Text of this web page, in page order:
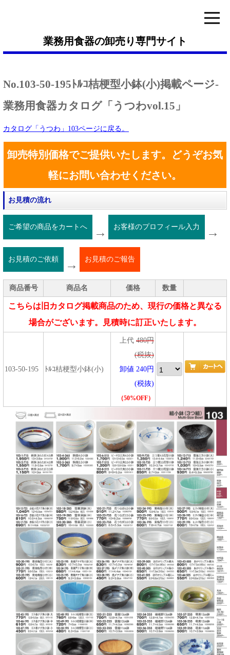
業務用食器の卸売り専門サイト
No.103-50-195ﾄﾙｺ桔梗型小鉢(小)掲載ページ-
業務用食器カタログ「うつわvol.15」
カタログ「うつわ」103ページに戻る。
卸売特別価格でご提供いたします。どうぞお気
軽にお問い合わせください。
お見積の流れ
ご希望の商品をカートへ → お客様のプロフィール入力 →
お見積のご依頼 → お見積のご報告
商品番号 商品名 価格 数量
こちらは旧カタログ掲載商品のため、現行の価格と異なる
場合がございます。見積時に訂正いたします。
103-50-195 ﾄﾙｺ桔梗型小鉢(小)
上代 480円
(税抜)
卸値 240円
(税抜)
（50%OFF）